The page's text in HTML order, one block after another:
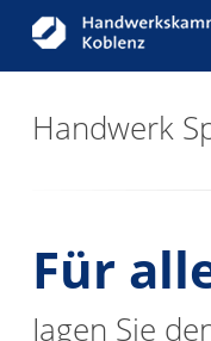
Handwerk
Für
Jagen Sie